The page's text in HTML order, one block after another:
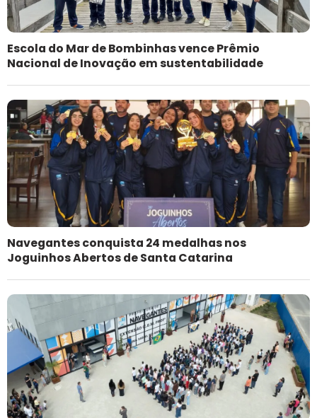
Escola do Mar de Bombinhas vence Prêmio
Nacional de Inovação em sustentabilidade
Navegantes conquista 24 medalhas nos
Joguinhos Abertos de Santa Catarina